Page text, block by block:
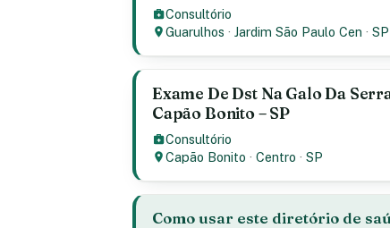
Consultório
Guarulhos ·Jardim São Paulo Cen ·SP
Exame De Dst Na Galo Da
Capão Bonito – SP
Consultório
Capão Bonito ·Centro ·SP
Como usar este diretório de